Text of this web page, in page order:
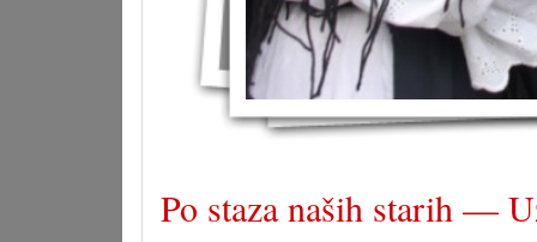
Po staza naših starih —